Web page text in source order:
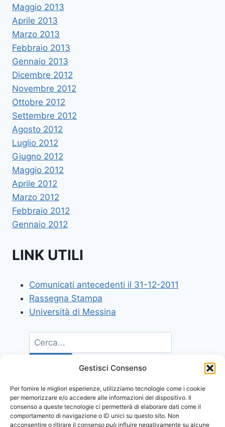
Gestisci Consenso
Per fornire le migliori esperienze, utilizziamo tecnologie come i cookie
per memorizzare e/o accedere alle informazioni del dispositivo. Il
consenso a queste tecnologie ci permetterà di elaborare dati come il
comportamento di navigazione o ID unici su questo sito. Non
acconsentire o ritirare il consenso può influire negativamente su alcune
Maggio 2013
Aprile 2013
Marzo 2013
Febbraio 2013
Gennaio 2013
Dicembre 2012
Novembre 2012
Ottobre 2012
Settembre 2012
Agosto 2012
Luglio 2012
Giugno 2012
Maggio 2012
Aprile 2012
Marzo 2012
Febbraio 2012
Gennaio 2012
LINK UTILI
Comunicati antecedenti il 31-12-2011
Rassegna Stampa
Università di Messina